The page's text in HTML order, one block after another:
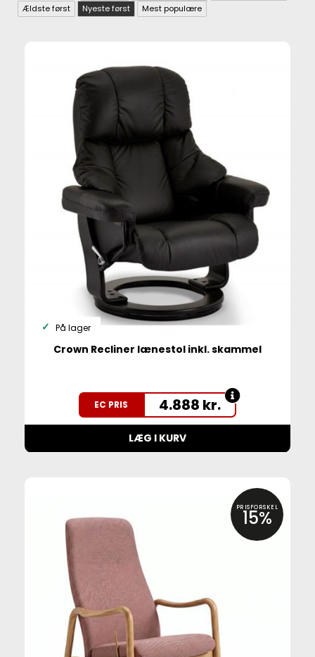
Ældste først
Nyeste først Mest populære
På lager
Crown Recliner lænestol inkl. skammel
EC PRIS 4.888 kr.
LÆG I KURV
PRISFORSKEL
15%